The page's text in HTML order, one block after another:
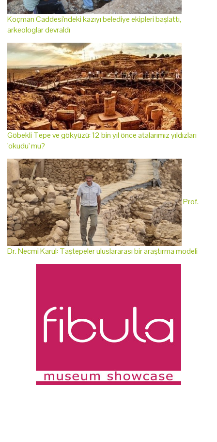
Koçman Caddesi'ndeki kazıyı belediye ekipleri başlattı,
arkeologlar devraldı
Göbekli Tepe ve gökyüzü: 12 bin yıl önce atalarımız yıldızları
'okudu' mu?
Prof.
Dr. Necmi Karul: Taştepeler uluslararası bir araştırma modeli